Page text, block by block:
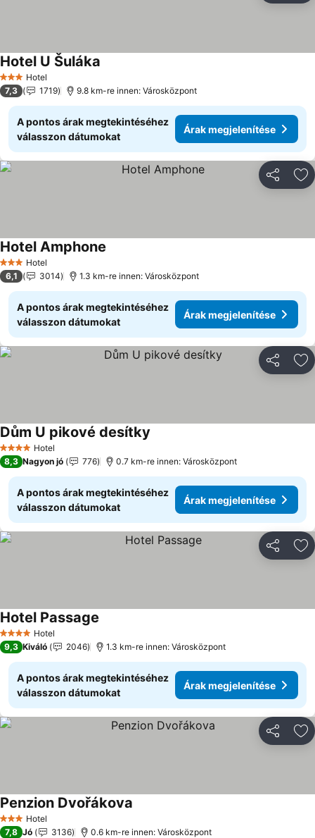
3 Kategória
Hotel
Hotel U Šuláka
7,3 1719 9.8 km-re innen: Városközpont
A pontos árak megtekintéséhez
válasszon dátumokat
Árak megjelenítése
3 Kategória
Hotel
Hotel Amphone
6,1 3014 1.3 km-re innen: Városközpont
A pontos árak megtekintéséhez
válasszon dátumokat
Árak megjelenítése
4 KategóriaHotel
Dům U pikové desítky
8,3 Nagyon jó 776 0.7 km-re innen: Városközpont
A pontos árak megtekintéséhez
válasszon dátumokat
Árak megjelenítése
4 KategóriaHotel
Hotel Passage
9,3 Kiváló 2046 1.3 km-re innen: Városközpont
A pontos árak megtekintéséhez
válasszon dátumokat
Árak megjelenítése
3 Kategória
Hotel
Penzion Dvořákova
7,8 Jó 3136 0.6 km-re innen: Városközpont